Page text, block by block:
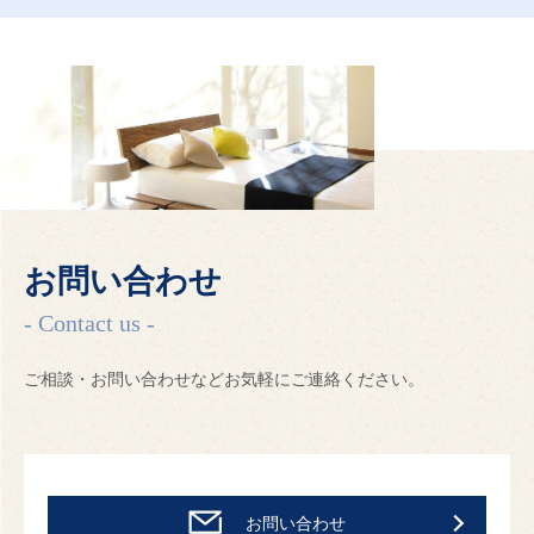
お問い合わせ
- Contact us -
ご相談・お問い合わせなどお気軽にご連絡ください。
お問い合わせ